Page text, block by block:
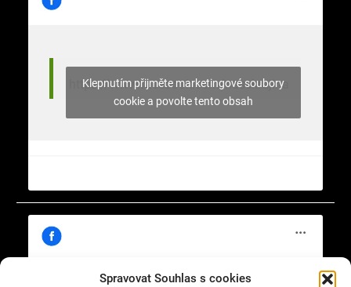
Spravovat Souhlas s cookies
https://www.facebook.com/nasekrajina
Klepnutím přijměte marketingové soubory
cookie a povolte tento obsah